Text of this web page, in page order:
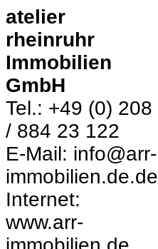
atelier
rheinruhr
Immobilien
GmbH
Tel.: +49 (0) 208
/ 884 23 122
E-Mail: info@arr-
immobilien.de.de
Internet:
www.arr-